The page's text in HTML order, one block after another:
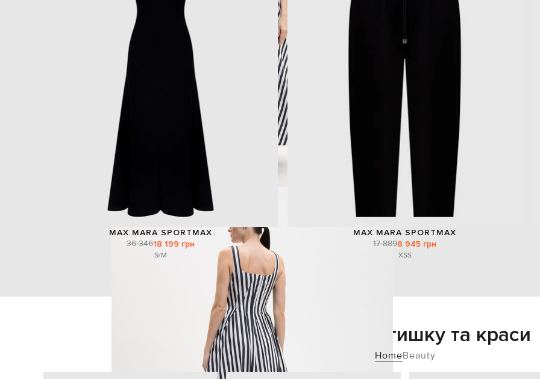
MAX MARA SPORTMAX
36 34618 199 грн
S/M
MAX MARA SPORTMAX
17 8898 945 грн
XSS
Додайте затишку та краси
HomeBeauty